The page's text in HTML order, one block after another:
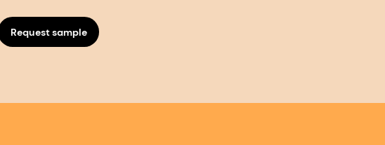
Request sample